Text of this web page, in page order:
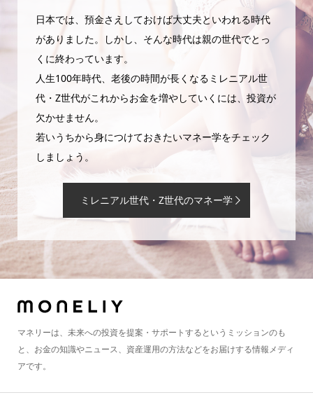
日本では、預金さえしておけば大丈夫といわれる時代
がありました。しかし、そんな時代は親の世代でとっ
くに終わっています。
人生100年時代、老後の時間が長くなるミレニアル世
代・Z世代がこれからお金を増やしていくには、投資が
欠かせません。
若いうちから身につけておきたいマネー学をチェック
しましょう。
ミレニアル世代・Z世代のマネー学
マネリーは、未来への投資を提案・サポートするというミッションのも
と、お金の知識やニュース、資産運用の方法などをお届けする情報メディ
アです。